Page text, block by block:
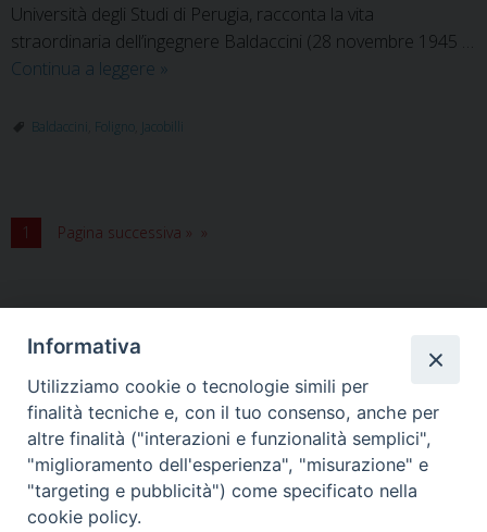
Università degli Studi di Perugia, racconta la vita
straordinaria dell’ingegnere Baldaccini (28 novembre 1945 …
Continua a leggere Valter
un
un
padre
»
Baldaccini Foligno Jacobilli
1 Pagina successiva »
HOME VESCOVO ORARI MESSE
CURIA VESCOVILE
TUTELA MINORI
UFFICI PASTORALI PERSONE
VITA CONSACRATA
DOCUMENTI
CONTATTI
Copyright © 2018 Diocesi di Foligno /Curia . Piazza Mons. Faloci 3 - 06034
Informativa
Utilizziamo cookie o tecnologie simili per
finalità tecniche e, con il tuo consenso, anche per
altre finalità ("interazioni e funzionalità semplici",
"miglioramento dell'esperienza", "misurazione" e
"targeting e pubblicità") come specificato nella
cookie policy.